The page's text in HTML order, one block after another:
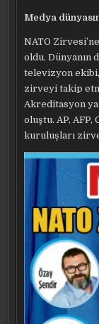
Medya
NATO
oldu. Dünyanın
televizyon
zirveyi takip
Akreditasyon
oluştu. AP, AFP,
kuruluşları